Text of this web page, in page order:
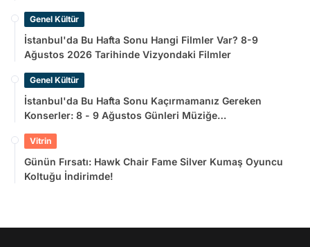
Genel Kültür
İstanbul'da Bu Hafta Sonu Hangi Filmler Var? 8-9
Ağustos 2026 Tarihinde Vizyondaki Filmler
Genel Kültür
İstanbul'da Bu Hafta Sonu Kaçırmamanız Gereken
Konserler: 8 - 9 Ağustos Günleri Müziğe
Vitrin
Günün Fırsatı: Hawk Chair Fame Silver Kumaş Oyuncu
Koltuğu İndirimde!